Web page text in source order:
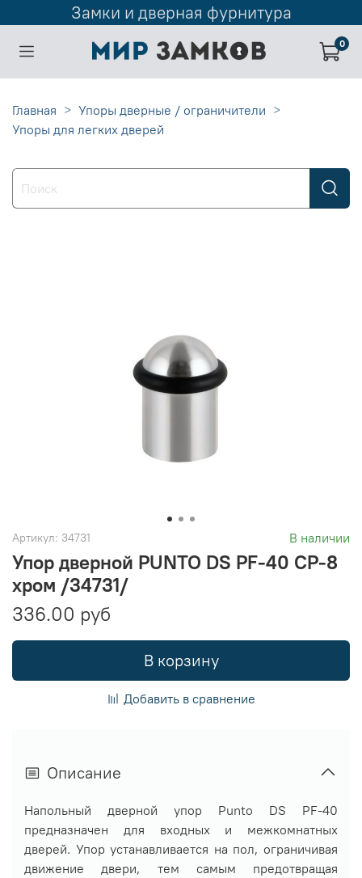
Замки и дверная фурнитура
0
Главная
Упоры дверные / ограничители
Упоры для легких дверей
Артикул: 34731 В наличии
Упор дверной PUNTO DS PF-40 CP-8
хром /34731/
336.00 руб
В корзину
Добавить в сравнение
Описание
Напольный дверной упор Punto DS PF-40
предназначен для входных и межкомнатных
дверей. Упор устанавливается на пол, ограничивая
движение двери, тем самым предотвращая